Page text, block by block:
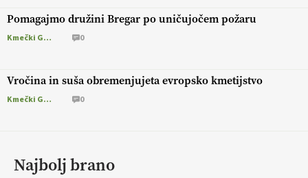
Pomagajmo družini Bregar po uničujočem požaru
Kmečki Glas 0
Vročina in suša obremenjujeta evropsko kmetijstvo
Kmečki Glas 0
Najbolj brano